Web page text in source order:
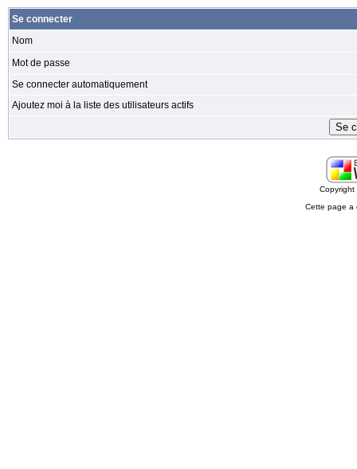
Se connecter
Nom
Mot de passe
Se connecter automatiquement
Ajoutez moi à la liste des utilisateurs actifs
Cette page a